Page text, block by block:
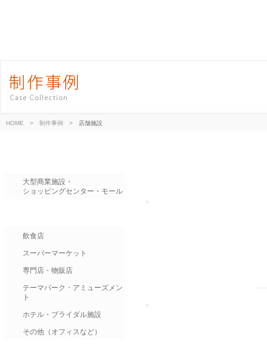
HOME > 制作事例 > 店舗施設
大型商業施設・
ショッピングセンター・モール
飲食店
スーパーマーケット
専門店・物販店
テーマパーク・アミューズメン
ト
ホテル・ブライダル施設
その他（オフィスなど）